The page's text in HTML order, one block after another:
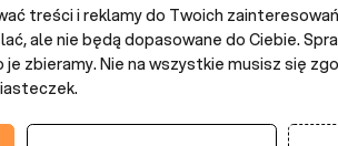
treści i reklamy do Twoich
ale nie będą dopasowane do Ciebie.
zbieramy. Nie na wszystkie musisz się